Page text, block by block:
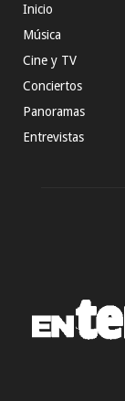
Inicio
Música
Cine y TV
Conciertos
Panoramas
Entrevistas